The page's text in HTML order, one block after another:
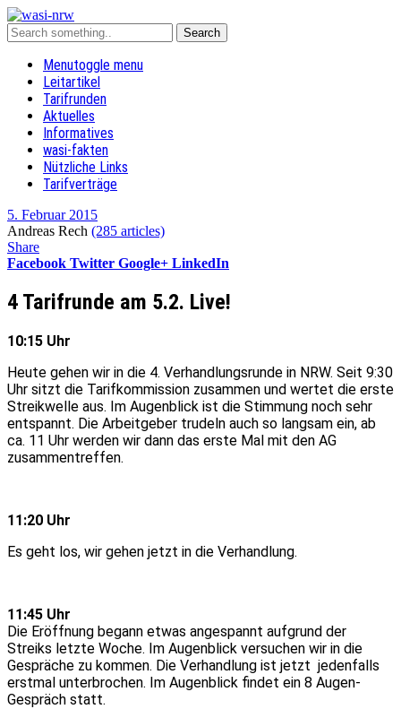
Menutoggle menu
Leitartikel
Tarifrunden
Aktuelles
Informatives
wasi-fakten
Nützliche Links
Tarifverträge
5. Februar 2015
Andreas Rech (285 articles)
Share
Facebook Twitter Google+ LinkedIn
4 Tarifrunde am 5.2. Live!
10:15 Uhr
Heute gehen wir in die 4. Verhandlungsrunde in NRW. Seit 9:30
Uhr sitzt die Tarifkommission zusammen und wertet die erste
Streikwelle aus. Im Augenblick ist die Stimmung noch sehr
entspannt. Die Arbeitgeber trudeln auch so langsam ein, ab
ca. 11 Uhr werden wir dann das erste Mal mit den AG
zusammentreffen.
11:20 Uhr
Es geht los, wir gehen jetzt in die Verhandlung.
11:45 Uhr
Die Eröffnung begann etwas angespannt aufgrund der
Streiks letzte Woche. Im Augenblick versuchen wir in die
Gespräche zu kommen. Die Verhandlung ist jetzt jedenfalls
erstmal unterbrochen. Im Augenblick findet ein 8 Augen-
Gespräch statt.